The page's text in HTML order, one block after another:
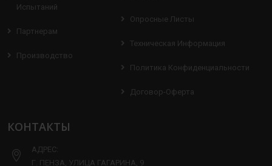
Испытаний
Партнерам
Производство
Опросные Листы
Техническая Информация
Политика Конфиденциальности
Договор-Оферта
КОНТАКТЫ
АДРЕС:
Г. ПЕНЗА, УЛИЦА ГАГАРИНА, 9